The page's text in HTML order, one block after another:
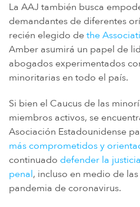
La AAJ también busca
demandantes de diferentes
recién elegido dethe
Amber asumirá un papel de
abogados experimentados
minoritarias en todo el país.
Si bien el Caucus de las
miembros activos, se
Asociación Estadounidense
más comprometidos y
continuado defender la
penal, incluso en medio de
pandemia de coronavirus.